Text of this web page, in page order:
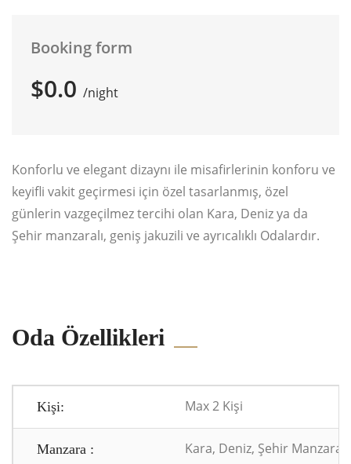
Konforlu ve elegant dizaynı ile misafirlerinin konforu ve
keyifli vakit geçirmesi için özel tasarlanmış, özel
günlerin vazgeçilmez tercihi olan Kara, Deniz ya da
Şehir manzaralı, geniş jakuzili ve ayrıcalıklı Odalardır.
Oda Özellikleri
Kişi: Max 2 Kişi
Manzara : Kara, Deniz, Şehir Manzarası
Booking form
$0.0 night